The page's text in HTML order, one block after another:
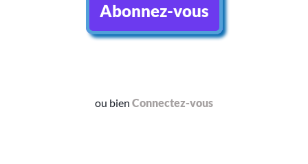
Abonnez-vous
ou bien Connectez-vous